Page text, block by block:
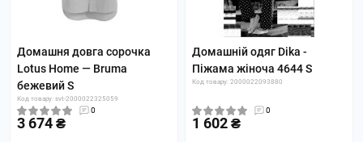
Домашня довга сорочка
Lotus Home — Bruma
бежевий S
Код товару: svt-2000022325059
0
3 674 ₴
Домашній одяг Dika -
Піжама жіноча 4644 S
Код товару: 2000022093880
0
1 602 ₴